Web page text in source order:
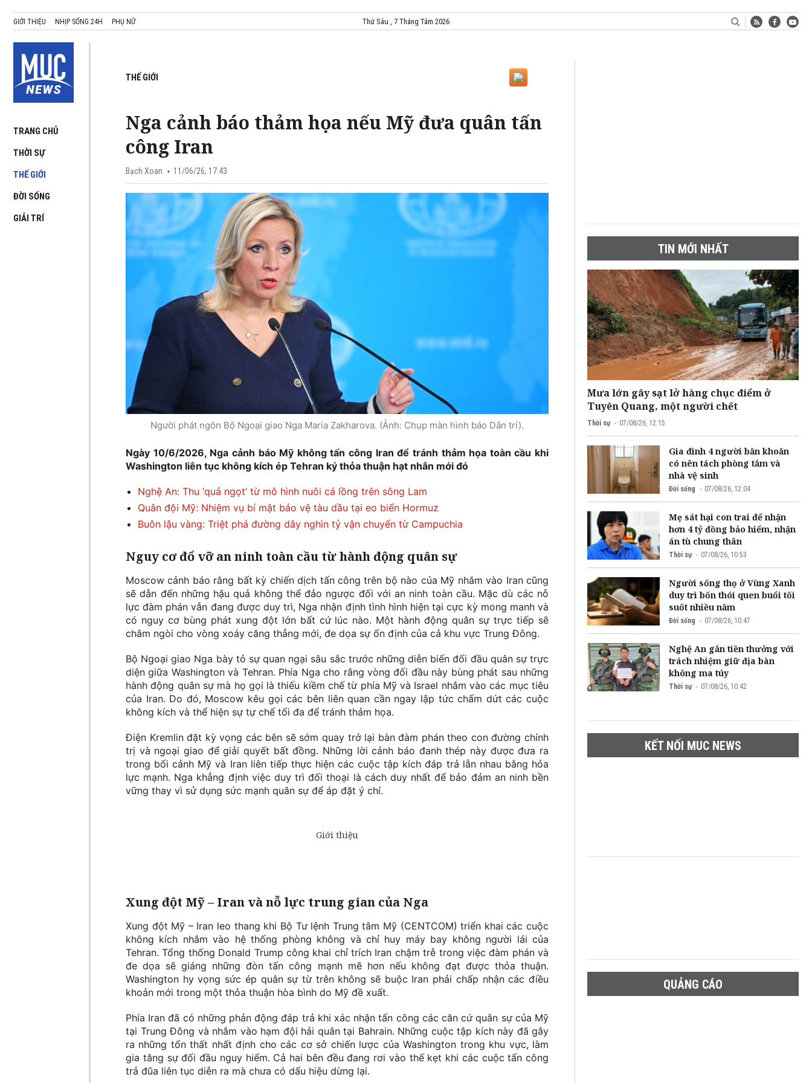
GIỚI THIỆU NHỊP SỐNG 24H PHỤ NỮ Thứ Sáu , 7 Tháng Tám 2026
TRANG CHỦ
THỜI SỰ
THẾ GIỚI
ĐỜI SỐNG
GIẢI TRÍ
THẾ GIỚI
Nga cảnh báo thảm họa nếu Mỹ đưa quân tấn
công Iran
Bạch Xoan 11/06/26, 17:43
Người phát ngôn Bộ Ngoại giao Nga Maria Zakharova. (Ảnh: Chụp màn hình báo Dân trí).
Ngày 10/6/2026, Nga cảnh báo Mỹ không tấn công Iran để tránh thảm họa toàn cầu khi
Washington liên tục không kích ép Tehran ký thỏa thuận hạt nhân mới đó
Nghệ An: Thu ‘quả ngọt’ từ mô hình nuôi cá lồng trên sông Lam
Quân đội Mỹ: Nhiệm vụ bí mật bảo vệ tàu dầu tại eo biển Hormuz
Buôn lậu vàng: Triệt phá đường dây nghìn tỷ vận chuyển từ Campuchia
Nguy cơ đổ vỡ an ninh toàn cầu từ hành động quân sự
Moscow cảnh báo rằng bất kỳ chiến dịch tấn công trên bộ nào của Mỹ nhắm vào Iran cũng
sẽ dẫn đến những hậu quả không thể đảo ngược đối với an ninh toàn cầu. Mặc dù các nỗ
lực đàm phán vẫn đang được duy trì, Nga nhận định tình hình hiện tại cực kỳ mong manh và
có nguy cơ bùng phát xung đột lớn bất cứ lúc nào. Một hành động quân sự trực tiếp sẽ
châm ngòi cho vòng xoáy căng thẳng mới, đe dọa sự ổn định của cả khu vực Trung Đông.
Bộ Ngoại giao Nga bày tỏ sự quan ngại sâu sắc trước những diễn biến đối đầu quân sự trực
diện giữa Washington và Tehran. Phía Nga cho rằng vòng đối đầu này bùng phát sau những
hành động quân sự mà họ gọi là thiếu kiềm chế từ phía Mỹ và Israel nhắm vào các mục tiêu
của Iran. Do đó, Moscow kêu gọi các bên liên quan cần ngay lập tức chấm dứt các cuộc
không kích và thể hiện sự tự chế tối đa để tránh thảm họa.
Điện Kremlin đặt kỳ vọng các bên sẽ sớm quay trở lại bàn đàm phán theo con đường chính
trị và ngoại giao để giải quyết bất đồng. Những lời cảnh báo đanh thép này được đưa ra
trong bối cảnh Mỹ và Iran liên tiếp thực hiện các cuộc tập kích đáp trả lẫn nhau bằng hỏa
lực mạnh. Nga khẳng định việc duy trì đối thoại là cách duy nhất để bảo đảm an ninh bền
vững thay vì sử dụng sức mạnh quân sự để áp đặt ý chí.
Xung đột Mỹ – Iran và nỗ lực trung gian của Nga
Xung đột Mỹ – Iran leo thang khi Bộ Tư lệnh Trung tâm Mỹ (CENTCOM) triển khai các cuộc
không kích nhắm vào hệ thống phòng không và chỉ huy máy bay không người lái của
Tehran. Tổng thống Donald Trump công khai chỉ trích Iran chậm trễ trong việc đàm phán và
đe dọa sẽ giáng những đòn tấn công mạnh mẽ hơn nếu không đạt được thỏa thuận.
Washington hy vọng sức ép quân sự từ trên không sẽ buộc Iran phải chấp nhận các điều
khoản mới trong một thỏa thuận hòa bình do Mỹ đề xuất.
Phía Iran đã có những phản động đáp trả khi xác nhận tấn công các căn cứ quân sự của Mỹ
tại Trung Đông và nhắm vào hạm đội hải quân tại Bahrain. Những cuộc tập kích này đã gây
ra những tổn thất nhất định cho các cơ sở chiến lược của Washington trong khu vực, làm
gia tăng sự đối đầu nguy hiểm. Cả hai bên đều đang rơi vào thế kẹt khi các cuộc tấn công
trả đũa liên tục diễn ra mà chưa có dấu hiệu dừng lại.
TIN MỚI NHẤT
Mưa lớn gây sạt lở hàng chục điểm ở
Tuyên Quang, một người chết
Thời sự 07/08/26, 12:15
Gia đình 4 người băn khoăn
có nên tách phòng tắm và
nhà vệ sinh
Đời sống 07/08/26, 12:04
Mẹ sát hại con trai để nhận
hơn 4 tỷ đồng bảo hiểm, nhận
án tù chung thân
Thời sự 07/08/26, 10:53
Người sống thọ ở Vùng Xanh
duy trì bốn thói quen buổi tối
suốt nhiều năm
Đời sống 07/08/26, 10:47
Nghệ An gắn tiền thưởng với
trách nhiệm giữ địa bàn
không ma túy
Thời sự 07/08/26, 10:42
KẾT NỐI MUC NEWS
QUẢNG CÁO